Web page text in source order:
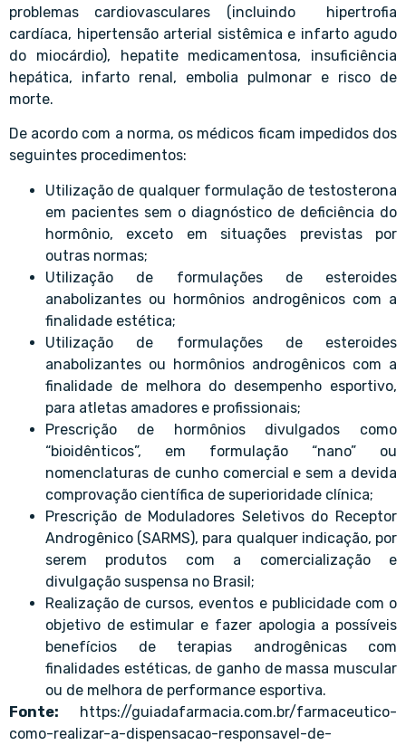
problemas cardiovasculares (incluindo hipertrofia
cardíaca, hipertensão arterial sistêmica e infarto agudo
do miocárdio), hepatite medicamentosa, insuficiência
hepática, infarto renal, embolia pulmonar e risco de
morte.
De acordo com a norma, os médicos ficam impedidos dos
seguintes procedimentos:
Utilização de qualquer formulação de testosterona
em pacientes sem o diagnóstico de deficiência do
hormônio, exceto em situações previstas por
outras normas;
Utilização de formulações de esteroides
anabolizantes ou hormônios androgênicos com a
finalidade estética;
Utilização de formulações de esteroides
anabolizantes ou hormônios androgênicos com a
finalidade de melhora do desempenho esportivo,
para atletas amadores e profissionais;
Prescrição de hormônios divulgados como
“bioidênticos”, em formulação “nano” ou
nomenclaturas de cunho comercial e sem a devida
comprovação científica de superioridade clínica;
Prescrição de Moduladores Seletivos do Receptor
Androgênico (SARMS), para qualquer indicação, por
serem produtos com a comercialização e
divulgação suspensa no Brasil;
Realização de cursos, eventos e publicidade com o
objetivo de estimular e fazer apologia a possíveis
benefícios de terapias androgênicas com
finalidades estéticas, de ganho de massa muscular
ou de melhora de performance esportiva.
Fonte: https://guiadafarmacia.com.br/farmaceutico-
como-realizar-a-dispensacao-responsavel-de-